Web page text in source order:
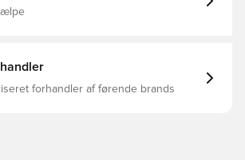
forhandler af førende brands